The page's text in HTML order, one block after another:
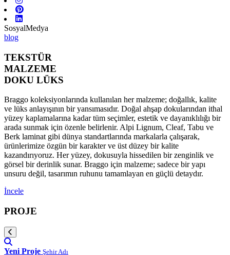
SosyalMedya
blog
TEKSTÜR
MALZEME
DOKU LÜKS
Braggo koleksiyonlarında kullanılan her malzeme; doğallık, kalite
ve lüks anlayışının bir yansımasıdır. Doğal ahşap dokularından ithal
yüzey kaplamalarına kadar tüm seçimler, estetik ve dayanıklılığı bir
arada sunmak için özenle belirlenir. Alpi Lignum, Cleaf, Tabu ve
Berk laminat gibi dünya standartlarında markalarla çalışarak,
ürünlerimize özgün bir karakter ve üst düzey bir kalite
kazandırıyoruz. Her yüzey, dokusuyla hissedilen bir zenginlik ve
görsel bir derinlik sunar. Braggo için malzeme; sadece bir yapı
unsuru değil, tasarımın ruhunu tamamlayan en güçlü detaydır.
İncele
PROJE
Yeni Proje Şehir Adı